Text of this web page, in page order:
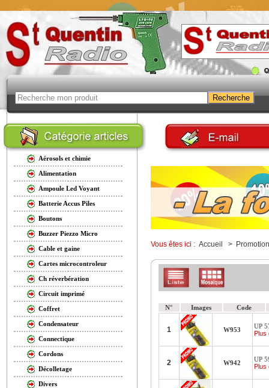
Aérosols et chimie
Alimentation
Ampoule Led Voyant
Batterie Accus Piles
Boutons
Buzzer Piezzo Micro
Cable et gaine
Cartes microcontroleur
Ch réverbération
Circuit imprimé
Coffret
Condensateur
Connectique
Cordons
Décolletage
Divers
Vous êtes ici : Accueil >
N° Images Code
1 W953
UP
Plus
2 W942
UP
Plus